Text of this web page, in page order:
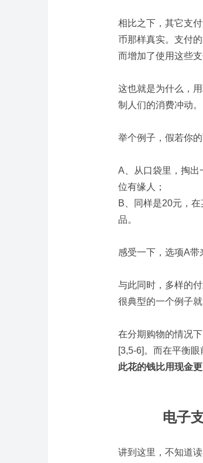
相比之下，其它支
币那样真实。支付
而增加了使用这些
这也就是为什么，用
制人们的消费冲动。
举个例子，假若你
A、从口袋里，掏出
位有缘人；
B、同样是20元，
品。
感受一下，选项A带
与此同时，多样的
很典型的一个例子
在分期购物的情况
[3,5-6]。而在平衡
此花的钱比用现金
电子
讲到这里，不知道